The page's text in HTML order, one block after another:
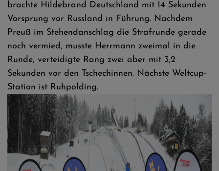
brachte Hildebrand Deutschland mit 14 Sekunden
Vorsprung vor Russland in Führung. Nachdem
Preuß im Stehendanschlag die Strafrunde gerade
noch vermied, musste Herrmann zweimal in die
Runde, verteidigte Rang zwei aber mit 3,2
Sekunden vor den Tschechinnen. Nächste Weltcup-
Station ist Ruhpolding.